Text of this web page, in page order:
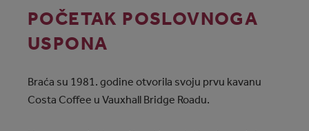
POČETAK POSLOVNOGA
USPONA
Braća su 1981. godine otvorila svoju prvu kavanu
Costa Coffee u Vauxhall Bridge Roadu.